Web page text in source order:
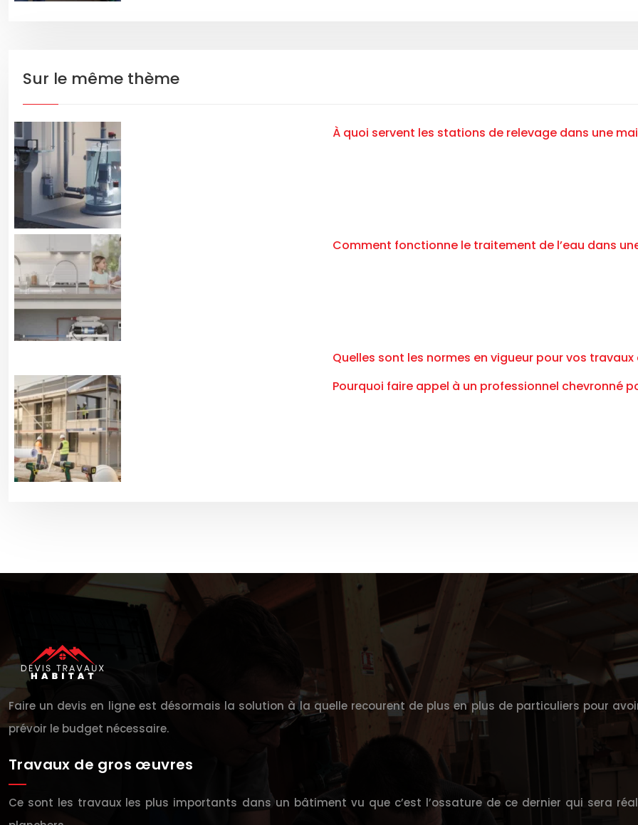
Sur le même thème
À quoi servent les stations de relevage dans une
Comment fonctionne le traitement de l’eau dans
Quelles sont les normes en vigueur pour vos
Pourquoi faire appel à un professionnel chevronné
Faire un devis en ligne est désormais la solution à la quelle recourent de plus en plus de particuliers pour
prévoir le budget nécessaire.
Travaux de gros œuvres
Ce sont les travaux les plus importants dans un bâtiment vu que c’est l’ossature de ce dernier qui sera